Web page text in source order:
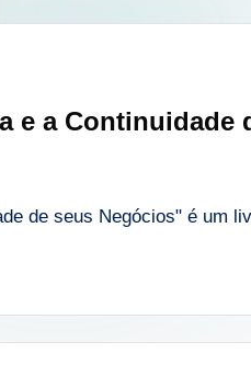
e a Continuidade
de seus Negócios" é um